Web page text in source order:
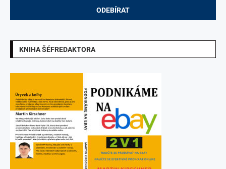
KNIHA ŠÉFREDAKTORA